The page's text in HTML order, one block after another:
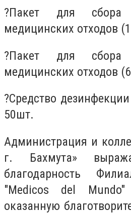
?Пакет для сбора
медицинских отходов
?Пакет для сбора
медицинских отходов
?Средство
50шт.
Администрация и
г. Бахмута»
благодарность
"Medicos del
оказанную